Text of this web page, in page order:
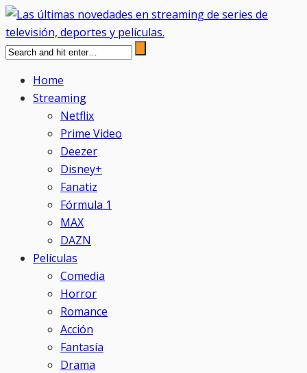
Home
Streaming
Netflix
Prime Video
Deezer
Disney+
Fanatiz
Fórmula 1
MAX
DAZN
Películas
Comedia
Horror
Romance
Acción
Fantasía
Drama